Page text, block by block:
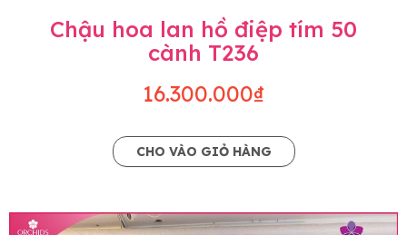
Chậu hoa lan hồ điệp tím 50
cành T236
16.300.000₫
CHO VÀO GIỎ HÀNG